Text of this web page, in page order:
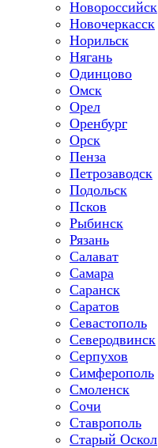
Новороссийск
Новочеркасск
Норильск
Нягань
Одинцово
Омск
Орел
Оренбург
Орск
Пенза
Петрозаводск
Подольск
Псков
Рыбинск
Рязань
Салават
Самара
Саранск
Саратов
Севастополь
Северодвинск
Серпухов
Симферополь
Смоленск
Сочи
Ставрополь
Старый Оскол